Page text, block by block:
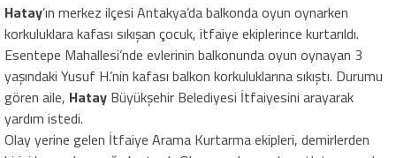
Hatay’ın merkez ilçesi Antakya’da balkonda oyun oynarken
korkuluklara kafası sıkışan çocuk, itfaiye ekiplerince kurtarıldı.
Esentepe Mahallesi’nde evlerinin balkonunda oyun oynayan 3
yaşındaki Yusuf H.’nin kafası balkon korkuluklarına sıkıştı. Durumu
gören aile, Hatay Büyükşehir Belediyesi İtfaiyesini arayarak
yardım istedi.
Olay yerine gelen İtfaiye Arama Kurtarma ekipleri, demirlerden